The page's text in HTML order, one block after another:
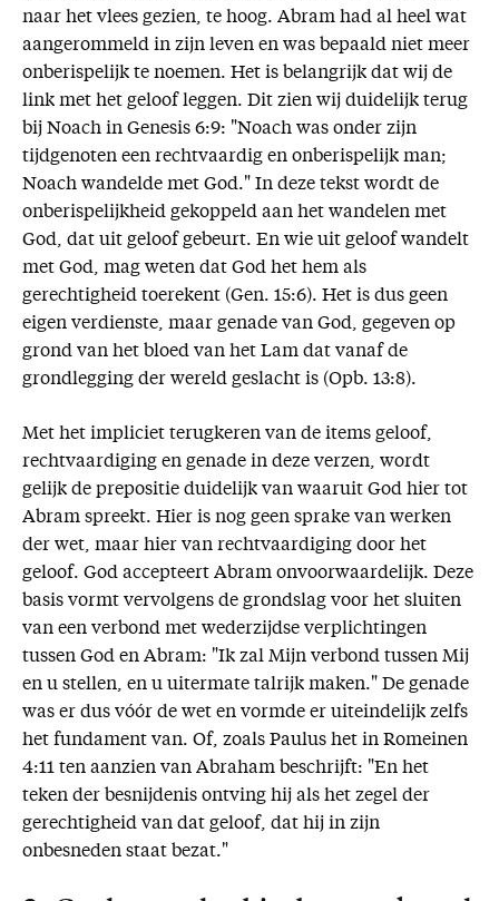
naar het vlees gezien, te hoog. Abram had al heel wat
aangerommeld in zijn leven en was bepaald niet meer
onberispelijk te noemen. Het is belangrijk dat wij de
link met het geloof leggen. Dit zien wij duidelijk terug
bij Noach in Genesis 6:9: "Noach was onder zijn
tijdgenoten een rechtvaardig en onberispelijk man;
Noach wandelde met God." In deze tekst wordt de
onberispelijkheid gekoppeld aan het wandelen met
God, dat uit geloof gebeurt. En wie uit geloof wandelt
met God, mag weten dat God het hem als
gerechtigheid toerekent (Gen. 15:6). Het is dus geen
eigen verdienste, maar genade van God, gegeven op
grond van het bloed van het Lam dat vanaf de
grondlegging der wereld geslacht is (Opb. 13:8).
Met het impliciet terugkeren van de items geloof,
rechtvaardiging en genade in deze verzen, wordt
gelijk de prepositie duidelijk van waaruit God hier tot
Abram spreekt. Hier is nog geen sprake van werken
der wet, maar hier van rechtvaardiging door het
geloof. God accepteert Abram onvoorwaardelijk. Deze
basis vormt vervolgens de grondslag voor het sluiten
van een verbond met wederzijdse verplichtingen
tussen God en Abram: "Ik zal Mijn verbond tussen Mij
en u stellen, en u uitermate talrijk maken." De genade
was er dus vóór de wet en vormde er uiteindelijk zelfs
het fundament van. Of, zoals Paulus het in Romeinen
4:11 ten aanzien van Abraham beschrijft: "En het
teken der besnijdenis ontving hij als het zegel der
gerechtigheid van dat geloof, dat hij in zijn
onbesneden staat bezat."